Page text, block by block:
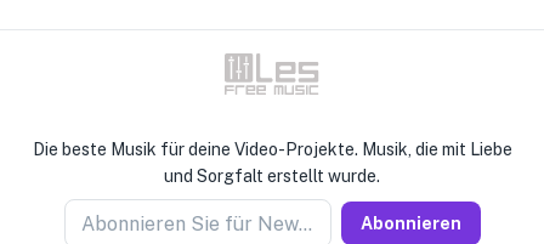
Die beste Musik für deine Video-Projekte. Musik, die mit Liebe
und Sorgfalt erstellt wurde.
Abonnieren Sie für Newseller Abonnieren